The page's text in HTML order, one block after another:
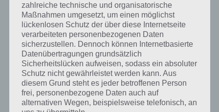
App überprüft automatisch deinen
Lernfortschritt
Mit jedem Modul, das du in Duolingo absolvierst, wirdauch dein
Lernfortschritt analysiert. Auf Basis der richtigen und falschen
Antworten ergibt sich daraus eine Bewertung deiner
Sprachkenntnisse.
Wer Duolingo das erste mal gestartet hat, der wird auch aufgefordert
anzugeben, wie viel Minuten er täglich üben will. Entsprechend gibt
zahlreiche technische und organisatorische
Maßnahmen umgesetzt, um einen möglichst
lückenlosen Schutz der über diese Internetseite
verarbeiteten personenbezogenen Daten
sicherzustellen. Dennoch können Internetbasierte
Datenübertragungen grundsätzlich
Sicherheitslücken aufweisen, sodass ein absoluter
Schutz nicht gewährleistet werden kann. Aus
diesem Grund steht es jeder betroffenen Person
frei, personenbezogene Daten auch auf
alternativen Wegen, beispielsweise telefonisch, an